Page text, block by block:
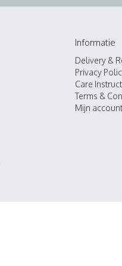
Informatie
Delivery &
Privacy
Care
Terms &
Mijn account